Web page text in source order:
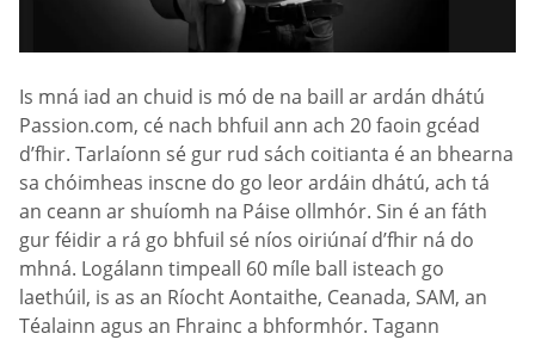
Is mná iad an chuid is mó de na baill ar ardán dhátú
Passion.com, cé nach bhfuil ann ach 20 faoin gcéad
d’fhir. Tarlaíonn sé gur rud sách coitianta é an bhearna
sa chóimheas inscne do go leor ardáin dhátú, ach tá
an ceann ar shuíomh na Páise ollmhór. Sin é an fáth
gur féidir a rá go bhfuil sé níos oiriúnaí d’fhir ná do
mhná. Logálann timpeall 60 míle ball isteach go
laethúil, is as an Ríocht Aontaithe, Ceanada, SAM, an
Téalainn agus an Fhrainc a bhformhór. Tagann